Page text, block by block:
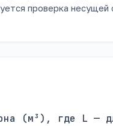
проверка несущей
(м³), где L —